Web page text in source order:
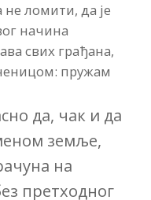
ломити, да је
начина
свих грађана,
пружам
да, чак и да
земље,
на
претходног